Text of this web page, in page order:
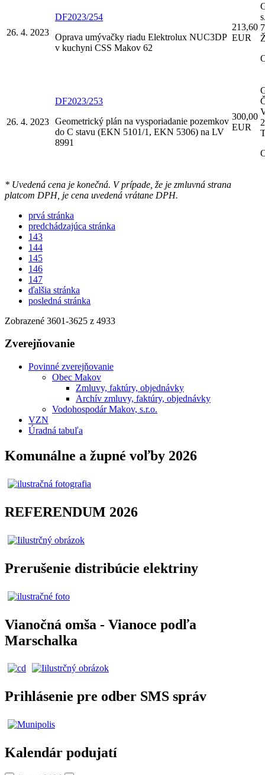
26. 4. 2023
DF2023/254
Oprava umývačky riadu Elektrolux NUC3DP
v kuchyni CSS Makov 62
213,60
EUR
26. 4. 2023
DF2023/253
Geometrický plán na vysporiadanie pozemkov
do C stavu (EKN 5101/1, EKN 5306) na LV
8991
300,00
EUR
* Uvedená cena je konečná. V prípade, že je zmluvná strana
platcom DPH, je cena uvedená vrátane DPH.
prvá stránka
predchádzajúca stránka
143
144
145
146
147
ďalšia stránka
posledná stránka
Zobrazené 3601-3625 z 4933
Zverejňovanie
Povinné zverejňovanie
Obec Makov
Zmluvy, faktúry, objednávky
Archív zmluvy, faktúry, objednávky
Vodohospodár Makov, s.r.o.
VZN
Úradná tabuľa
Komunálne a župné voľby 2026
REFERENDUM 2026
Prerušenie distribúcie elektriny
Vianočná omša - Vianoce podľa
Marschalka
Prihlásenie pre odber SMS správ
Kalendár podujatí